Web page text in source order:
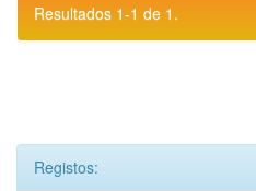
Resultados 1-1 de 1.
Registos: